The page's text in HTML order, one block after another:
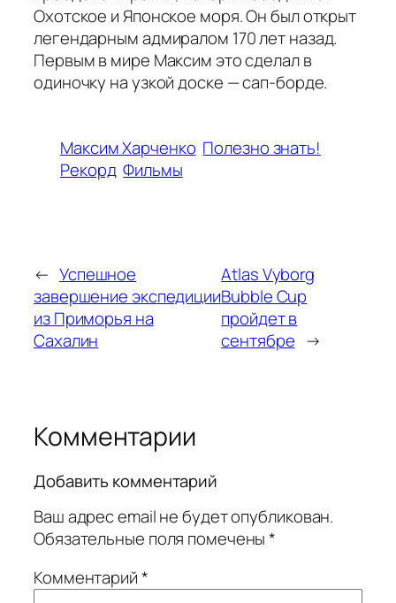
Охотское и Японское моря. Он был открыт
легендарным адмиралом 170 лет назад.
Первым в мире Максим это сделал в
одиночку на узкой доске — сап-борде.
Максим Харченко Полезно знать!
Рекорд Фильмы
← Успешное
завершение экспедиции
из Приморья на
Сахалин
Atlas Vyborg
Bubble Cup
пройдет в
сентябре →
Комментарии
Добавить комментарий
Ваш адрес email не будет опубликован.
Обязательные поля помечены*
Комментарий*